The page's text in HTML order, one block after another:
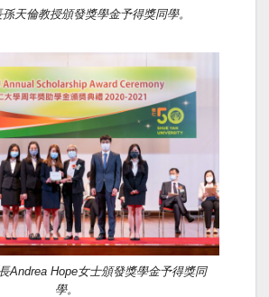
天倫教授頒發獎學金予得獎同學。
Andrea Hope女士頒發獎學金予得獎同
學。